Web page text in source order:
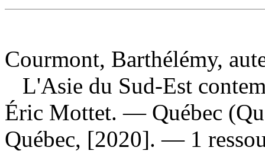
Courmont, Barthélémy,
L'Asie du Sud-Est
Éric Mottet. — Québec
Québec, [2020]. — 1